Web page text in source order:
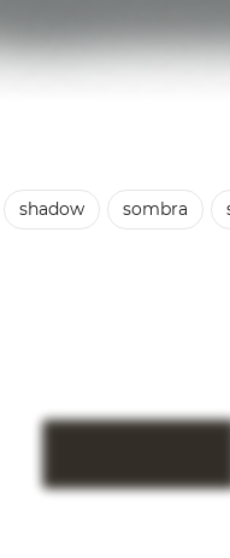
shadow sombra